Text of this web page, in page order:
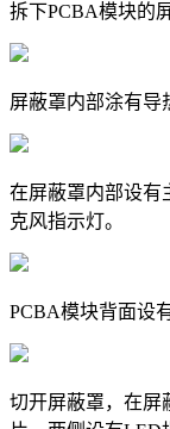
拆下PCBA模块的
屏蔽罩内部涂有导
在屏蔽罩内部设有
克风指示灯。
PCBA模块背面设
切开屏蔽罩，在屏